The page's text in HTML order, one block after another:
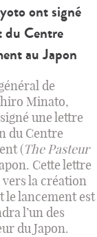
ont signé
du Centre
au Japon
de
Minato,
une lettre
du Centre
(The Pasteur
Cette lettre
la création
le lancement est
l’un des
du Japon.